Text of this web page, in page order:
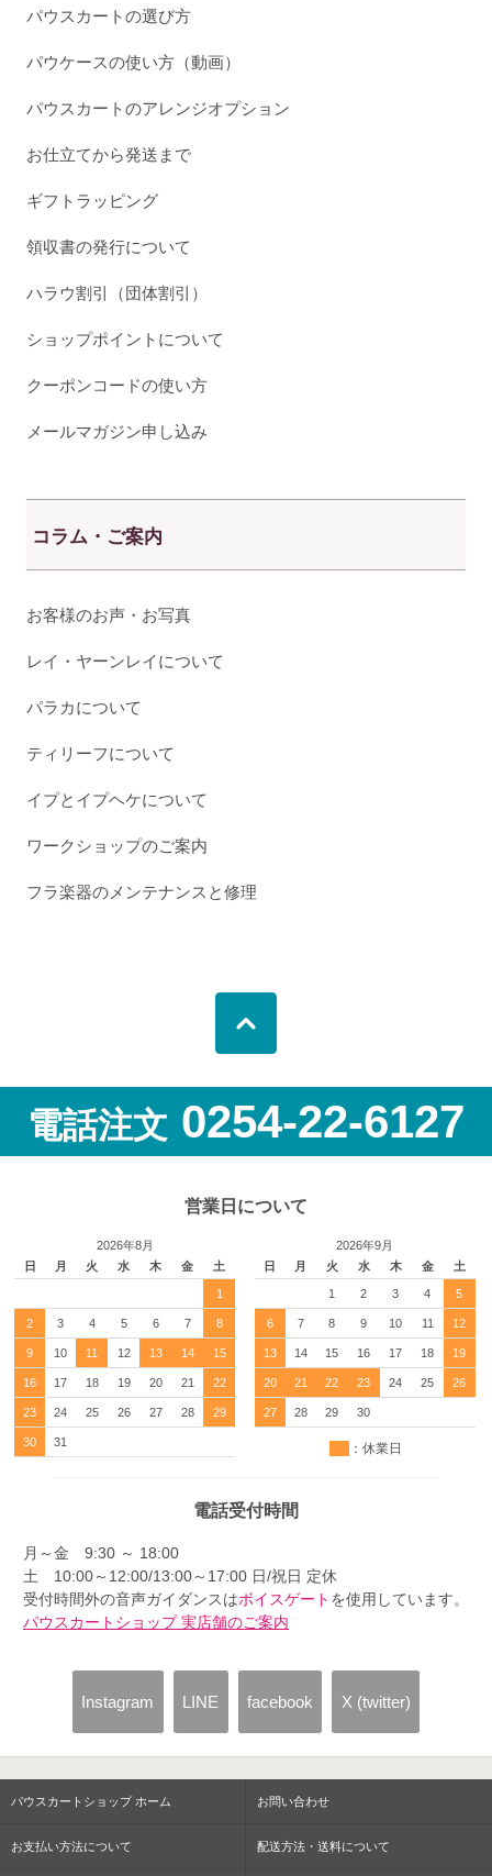
パウスカートの選び方
パウケースの使い方（動画）
パウスカートのアレンジオプション
お仕立てから発送まで
ギフトラッピング
領収書の発行について
ハラウ割引（団体割引）
ショップポイントについて
クーポンコードの使い方
メールマガジン申し込み
コラム・ご案内
お客様のお声・お写真
レイ・ヤーンレイについて
パラカについて
ティリーフについて
イプとイプヘケについて
ワークショップのご案内
フラ楽器のメンテナンスと修理
電話注文 0254-22-6127
営業日について
2026年8月
日
月 火 水 木 金 土
1
2 3 4 5 6 7 8
9 10 11 12 13 14 15
16 17 18 19 20 21 22
23 24 25 26 27 28 29
30 31
2026年9月
日
月 火 水 木 金 土
1 2 3 4 5
6 7 8 9 10 11 12
13 14 15 16 17 18 19
20 21 22 23 24 25 26
27 28 29 30
：休業日
電話受付時間
月～金 9:30 ～ 18:00
土 10:00～12:00/13:00～17:00 日/祝日 定休
受付時間外の音声ガイダンスはボイスゲート を使用しています。
パウスカートショップ 実店舗のご案内
Instagram LINE facebook X (twitter)
パウスカートショップ ホーム お問い合わせ
お支払い方法について 配送方法・送料について